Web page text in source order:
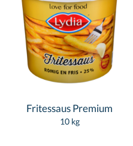
Fritessaus Premium
10 kg